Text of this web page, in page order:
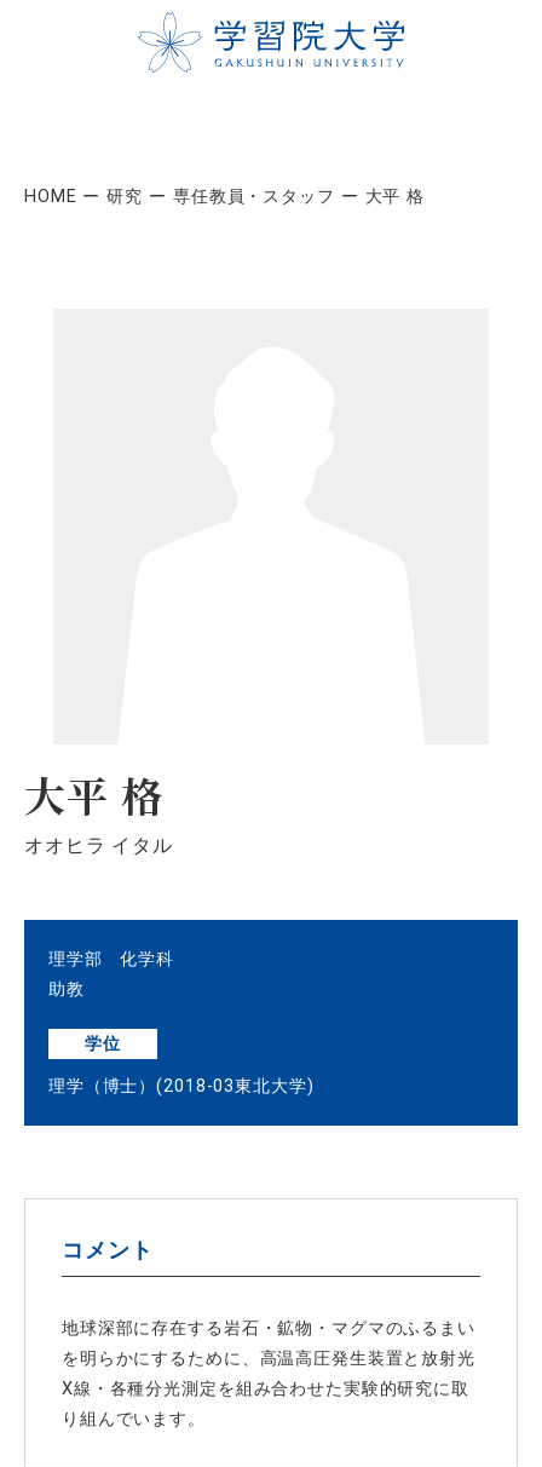
HOME 研究 専任教員・スタッフ 大平 格
大平 格
オオヒラ イタル
理学部 化学科
助教
学位
理学（博士）(2018-03東北大学)
コメント
地球深部に存在する岩石・鉱物・マグマのふるまい
を明らかにするために、高温高圧発生装置と放射光
X線・各種分光測定を組み合わせた実験的研究に取
り組んでいます。